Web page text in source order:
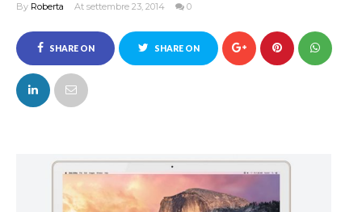
By Roberta At settembre 23, 2014 0
SHARE ON
FACEBOOK
SHARE ON